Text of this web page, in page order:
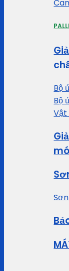
Bộ
Bộ
Vật